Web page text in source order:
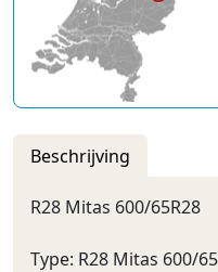
Beschrijving
R28 Mitas 600/65R28
Type: R28 Mitas 600/